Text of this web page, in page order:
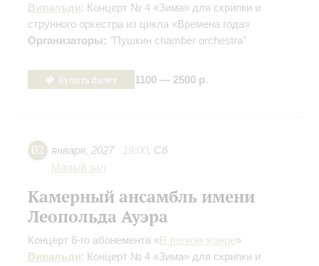
Вивальди: Концерт № 4 «Зима» для скрипки и
струнного оркестра из цикла «Времена года»
Организаторы: "Пушкин chamber orchestra"
Купить билет 1100 — 2500 р.
02 января, 2027 19:00, Сб
Малый зал
Камерный ансамбль имени
Леопольда Ауэра
Концерт 6-го абонемента «В легком жанре»
Вивальди: Концерт № 4 «Зима» для скрипки и